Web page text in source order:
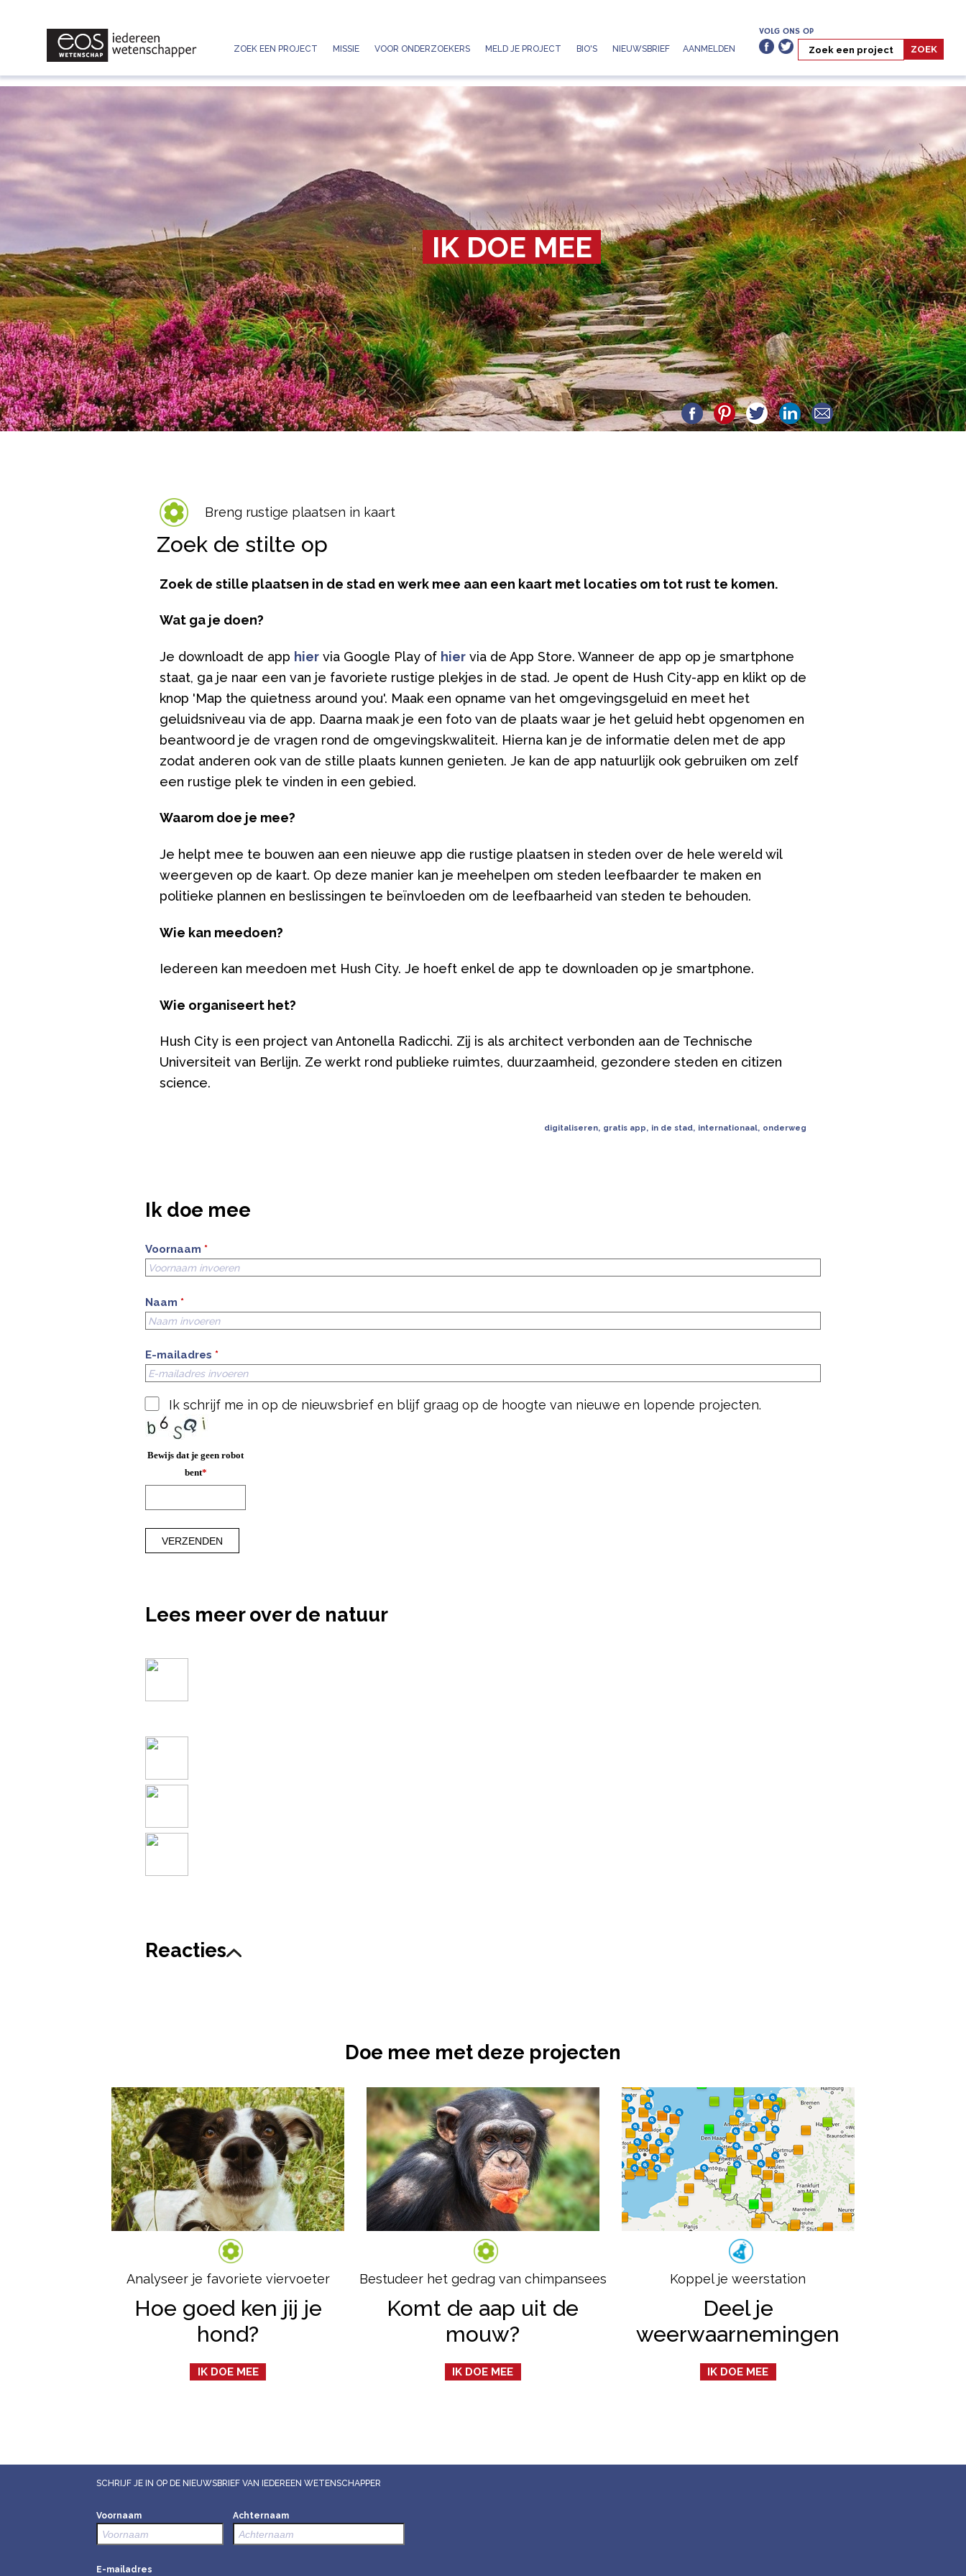
ZOEK EEN PROJECT MISSIE VOOR ONDERZOEKERS MELD JE PROJECT BIO'S NIEUWSBRIEF AANMELDEN
VOLG ONS OP
IK DOE MEE
Breng rustige plaatsen in kaart
Zoek de stilte op
Zoek de stille plaatsen in de stad en werk mee aan een kaart met locaties om tot rust te komen.
Wat ga je doen?
Je downloadt de app hiervia Google Play of hiervia de App Store. Wanneer de app op je smartphone
staat, ga je naar een van je favoriete rustige plekjes in de stad. Je opent de Hush City-app en klikt op de
knop 'Map the quietness around you'. Maak een opname van het omgevingsgeluid en meet het
geluidsniveau via de app. Daarna maak je een foto van de plaats waar je het geluid hebt opgenomen en
beantwoord je de vragen rond de omgevingskwaliteit. Hierna kan je de informatie delen met de app
zodat anderen ook van de stille plaats kunnen genieten. Je kan de app natuurlijk ook gebruiken om zelf
een rustige plek te vinden in een gebied.
Waarom doe je mee?
Je helpt mee te bouwen aan een nieuwe app die rustige plaatsen in steden over de hele wereld wil
weergeven op de kaart. Op deze manier kan je meehelpen om steden leefbaarder te maken en
politieke plannen en beslissingen te beïnvloeden om de leefbaarheid van steden te behouden.
Wie kan meedoen?
Iedereen kan meedoen met Hush City. Je hoeft enkel de app te downloaden op je smartphone.
Wie organiseert het?
Hush City is een project van Antonella Radicchi. Zij is als architect verbonden aan de Technische
Universiteit van Berlijn. Ze werkt rond publieke ruimtes, duurzaamheid, gezondere steden en citizen
science.
digitaliseren, gratis app, in de stad, internationaal, onderweg
Ik doe mee
Voornaam *
Naam *
E-mailadres *
Ik schrijf me in op de nieuwsbrief en blijf graag op de hoogte van nieuwe en lopende projecten.
Bewijs dat je geen robot
bent*
Lees meer over de natuur
Reacties
Doe mee met deze projecten
Analyseer je favoriete viervoeter
Hoe goed ken jij je
hond?
IK DOE MEE
Bestudeer het gedrag van chimpansees
Komt de aap uit de
mouw?
IK DOE MEE
Koppel je weerstation
Deel je
weerwaarnemingen
IK DOE MEE
SCHRIJF JE IN OP DE NIEUWSBRIEF VAN IEDEREEN WETENSCHAPPER
Voornaam Achternaam
E-mailadres